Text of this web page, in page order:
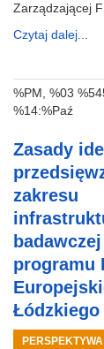
Zarządzającej
Czytaj dalej...
%PM, %03
%14:%Paź
Zasady
zakresu
programu
Łódzkiego